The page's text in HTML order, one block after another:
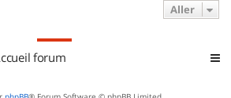
Aller
forum